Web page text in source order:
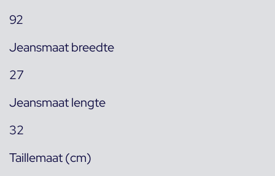
92
Jeansmaat breedte
27
Jeansmaat lengte
32
Taillemaat (cm)